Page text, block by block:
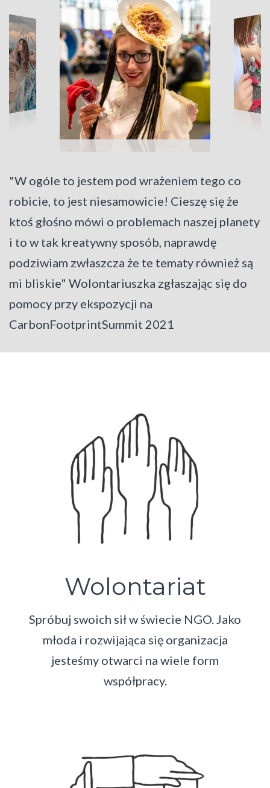
"W ogóle to jestem pod wrażeniem tego co
robicie, to jest niesamowicie! Cieszę się że
ktoś głośno mówi o problemach naszej planety
i to w tak kreatywny sposób, naprawdę
podziwiam zwłaszcza że te tematy również są
mi bliskie" Wolontariuszka zgłaszając się do
pomocy przy ekspozycji na
CarbonFootprintSummit 2021
Wolontariat
Spróbuj swoich sił w świecie NGO. Jako
młoda i rozwijająca się organizacja
jesteśmy otwarci na wiele form
współpracy.